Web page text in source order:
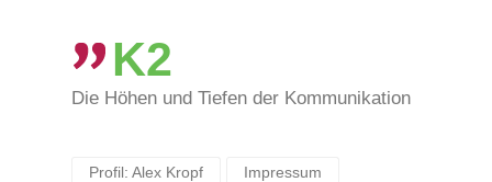
K2
Die Höhen und Tiefen der Kommunikation
Profil: Alex Kropf
Impressum